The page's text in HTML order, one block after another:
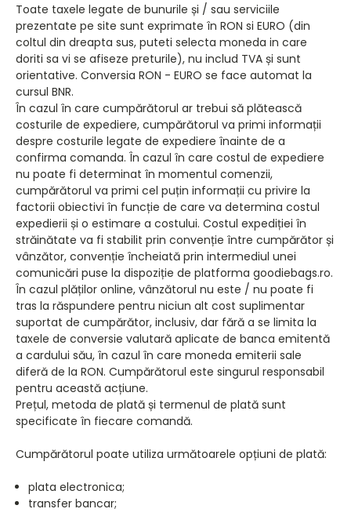
Toate taxele legate de bunurile și / sau serviciile
prezentate pe site sunt exprimate în RON si EURO (din
coltul din dreapta sus, puteti selecta moneda in care
doriti sa vi se afiseze preturile), nu includ TVA și sunt
orientative. Conversia RON - EURO se face automat la
cursul BNR.
În cazul în care cumpărătorul ar trebui să plătească
costurile de expediere, cumpărătorul va primi informații
despre costurile legate de expediere înainte de a
confirma comanda. În cazul în care costul de expediere
nu poate fi determinat în momentul comenzii,
cumpărătorul va primi cel puțin informații cu privire la
factorii obiectivi în funcție de care va determina costul
expedierii și o estimare a costului. Costul expediției în
străinătate va fi stabilit prin convenție între cumpărător și
vânzător, convenție încheiată prin intermediul unei
comunicări puse la dispoziție de platforma goodiebags.ro.
În cazul plăților online, vânzătorul nu este / nu poate fi
tras la răspundere pentru niciun alt cost suplimentar
suportat de cumpărător, inclusiv, dar fără a se limita la
taxele de conversie valutară aplicate de banca emitentă
a cardului său, în cazul în care moneda emiterii sale
diferă de la RON. Cumpărătorul este singurul responsabil
pentru această acțiune.
Prețul, metoda de plată și termenul de plată sunt
specificate în fiecare comandă.
Cumpărătorul poate utiliza următoarele opțiuni de plată:
plata electronica;
transfer bancar;